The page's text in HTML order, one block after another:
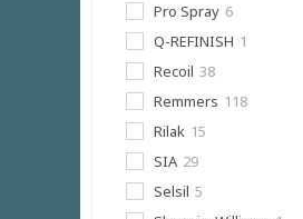
Pro Spray 6
Q-REFINISH 1
Recoil 38
Remmers 118
Rilak 15
SIA 29
Selsil 5